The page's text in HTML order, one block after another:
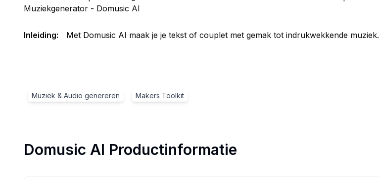
Muziekgenerator - Domusic AI
Inleiding: Met Domusic AI maak je je tekst of couplet met gemak tot indrukwekkende muziek.
Muziek & Audio genereren Makers Toolkit
Domusic AI Productinformatie